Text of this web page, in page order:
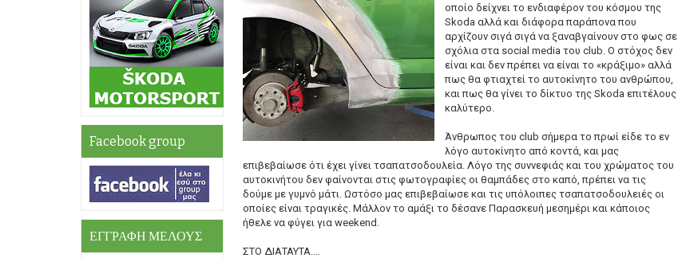
οποίο δείχνει το ενδιαφέρον του κόσμου της
Skoda αλλά και διάφορα παράπονα που
αρχίζουν σιγά σιγά να ξαναβγαίνουν στο φως σε
σχόλια στα social media του club. O στόχος δεν
είναι και δεν πρέπει να είναι το «κράξιμο» αλλά
πως θα φτιαχτεί το αυτοκίνητο του ανθρώπου,
και πως θα γίνει το δίκτυο της Skoda επιτέλους
καλύτερο.
Άνθρωπος του club σήμερα το πρωί είδε το εν
λόγο αυτοκίνητο από κοντά, και μας
επιβεβαίωσε ότι έχει γίνει τσαπατσοδουλεία. Λόγο της συννεφιάς και του χρώματος του
αυτοκινήτου δεν φαίνονται στις φωτογραφίες οι θαμπάδες στο καπό, πρέπει να τις
δούμε με γυμνό μάτι. Ωστόσο μας επιβεβαίωσε και τις υπόλοιπες τσαπατσοδουλειές οι
οποίες είναι τραγικές. Μάλλον το αμάξι το δέσανε Παρασκευή μεσημέρι και κάποιος
ήθελε να φύγει για weekend.
ΣΤΟ ΔΙΑΤΑΥΤΑ....
Facebook group
ΕΓΓΡΑΦΗ ΜΕΛΟΥΣ